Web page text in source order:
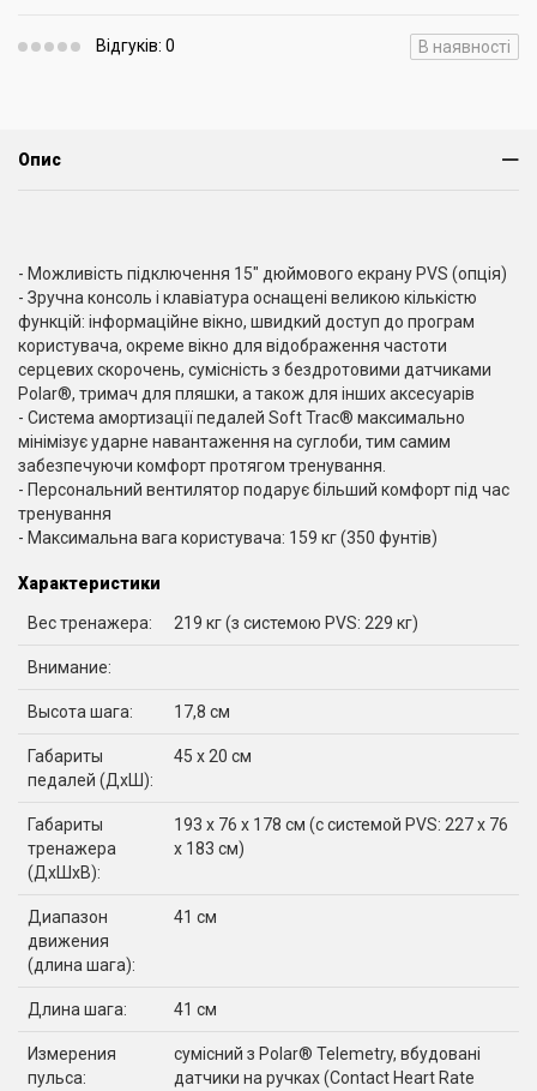
Відгуків: 0 В наявності
Опис
- Можливість підключення 15" дюймового екрану PVS (опція)
- Зручна консоль і клавіатура оснащені великою кількістю
функцій: інформаційне вікно, швидкий доступ до програм
користувача, окреме вікно для відображення частоти
серцевих скорочень, сумісність з бездротовими датчиками
Polar®, тримач для пляшки, а також для інших аксесуарів
- Система амортизації педалей Soft Trac® максимально
мінімізує ударне навантаження на суглоби, тим самим
забезпечуючи комфорт протягом тренування.
- Персональний вентилятор подарує більший комфорт під час
тренування
- Максимальна вага користувача: 159 кг (350 фунтів)
Характеристики
Вес тренажера: 219 кг (з системою PVS: 229 кг)
Внимание:
Высота шага: 17,8 см
Габариты
педалей (ДхШ):
45 x 20 cм
Габариты
тренажера
(ДхШхВ):
193 х 76 х 178 см (с системой PVS: 227 х 76
х 183 см)
Диапазон
движения
(длина шага):
41 см
Длина шага: 41 см
Измерения
пульса:
сумісний з Polar® Telemetry, вбудовані
датчики на ручках (Contact Heart Rate